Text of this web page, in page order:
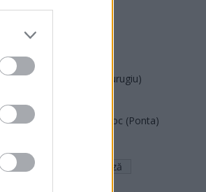
PNȚCD (Pavelescu)
PNCR (Terheș)
Partidul Patrioților (Surugiu)
România pe Primul Loc (Ponta)